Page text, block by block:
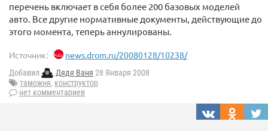
перечень включает в себя более 200 базовых моделей
авто. Все другие нормативные документы, действующие до
этого момента, теперь аннулированы.
Источник: news.drom.ru/20080128/10238/
Добавил Дядя Ваня 28 Января 2008
таможня, конструктор
нет комментариев